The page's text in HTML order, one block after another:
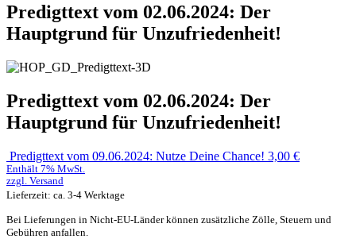
Predigttext vom 02.06.2024: Der
Hauptgrund für Unzufriedenheit!
Predigttext vom 02.06.2024: Der
Hauptgrund für Unzufriedenheit!
Predigttext vom 09.06.2024: Nutze Deine Chance! 3,00 €
Enthält 7% MwSt.
zzgl. Versand
Lieferzeit: ca. 3-4 Werktage
Bei Lieferungen in Nicht-EU-Länder können zusätzliche Zölle, Steuern und
Gebühren anfallen.